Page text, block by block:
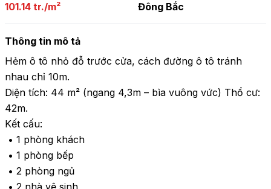
101.14 tr./m²
Đông Bắc
Thông tin mô tả
Hẻm ô tô nhỏ đỗ trước cửa, cách đường ô tô tránh
nhau chỉ 10m.
Diện tích: 44 m² (ngang 4,3m – bìa vuông vức) Thổ cư:
42m.
Kết cấu: